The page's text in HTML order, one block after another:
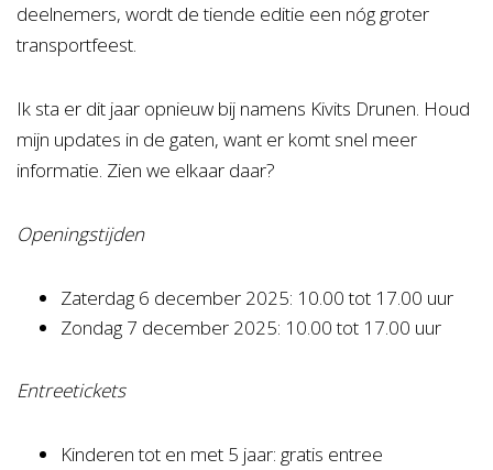
deelnemers, wordt de tiende editie een nóg groter
transportfeest.
Ik sta er dit jaar opnieuw bij namens Kivits Drunen. Houd
mijn updates in de gaten, want er komt snel meer
informatie. Zien we elkaar daar?
Openingstijden
Zaterdag 6 december 2025: 10.00 tot 17.00 uur
Zondag 7 december 2025: 10.00 tot 17.00 uur
Entreetickets
Kinderen tot en met 5 jaar: gratis entree